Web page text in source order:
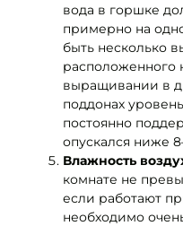
вода в горшке
примерно на
быть несколько
расположенного
выращивании в
поддонах
постоянно
опускался ниже
Влажность
комнате не
если работают
необходимо